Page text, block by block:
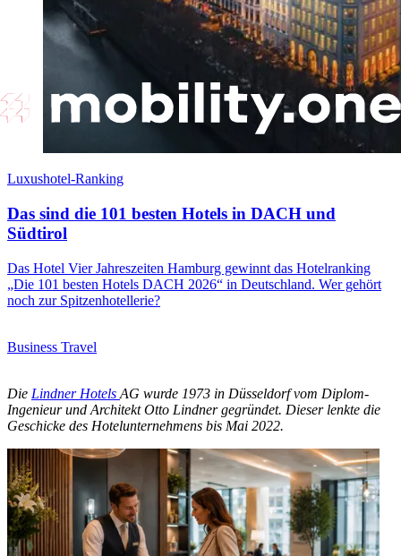
Luxushotel-Ranking
Das sind die 101 besten Hotels in DACH und
Südtirol
Das Hotel Vier Jahreszeiten Hamburg gewinnt das Hotelranking
„Die 101 besten Hotels DACH 2026“ in Deutschland. Wer gehört
noch zur Spitzenhotellerie?
Business Travel
Die Lindner Hotels AG wurde 1973 in Düsseldorf vom Diplom-
Ingenieur und Architekt Otto Lindner gegründet. Dieser lenkte die
Geschicke des Hotelunternehmens bis Mai 2022.